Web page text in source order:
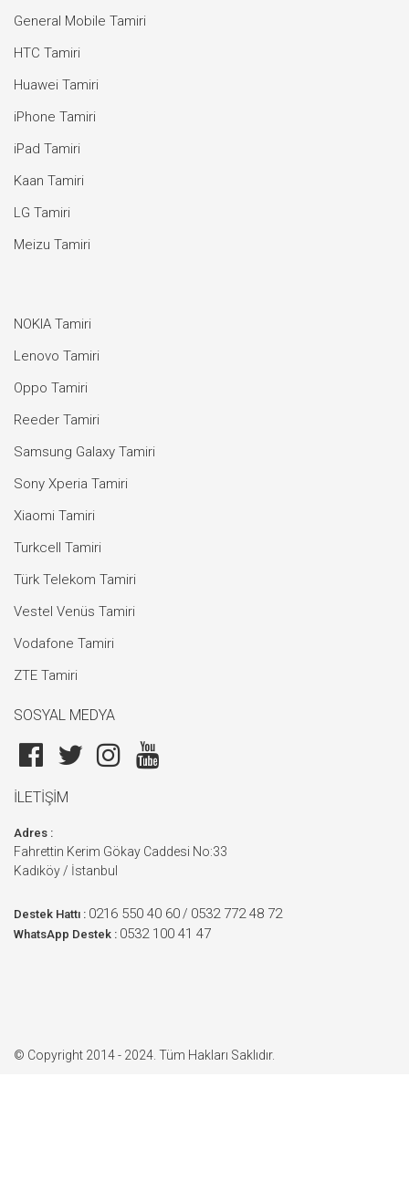
General Mobile Tamiri
HTC Tamiri
Huawei Tamiri
iPhone Tamiri
iPad Tamiri
Kaan Tamiri
LG Tamiri
Meizu Tamiri
NOKIA Tamiri
Lenovo Tamiri
Oppo Tamiri
Reeder Tamiri
Samsung Galaxy Tamiri
Sony Xperia Tamiri
Xiaomi Tamiri
Turkcell Tamiri
Türk Telekom Tamiri
Vestel Venüs Tamiri
Vodafone Tamiri
ZTE Tamiri
SOSYAL MEDYA
İLETİŞİM
Adres :
Fahrettin Kerim Gökay Caddesi No:33
Kadıköy / İstanbul
Destek Hattı : 0216 550 40 60 / 0532 772 48 72
WhatsApp Destek : 0532 100 41 47
© Copyright 2014 - 2024. Tüm Hakları Saklıdır.